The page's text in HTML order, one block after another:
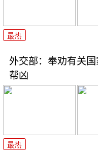
最热
外交部：奉劝有关
帮凶
最热